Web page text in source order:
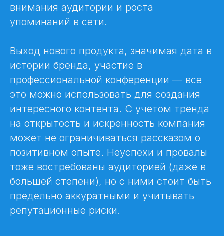
внимания аудитории и роста
упоминаний в сети.
Выход нового продукта, значимая дата в
истории бренда, участие в
профессиональной конференции — все
это можно использовать для создания
интересного контента. С учетом тренда
на открытость и искренность компания
может не ограничиваться рассказом о
позитивном опыте. Неуспехи и провалы
тоже востребованы аудиторией (даже в
большей степени), но с ними стоит быть
предельно аккуратными и учитывать
репутационные риски.